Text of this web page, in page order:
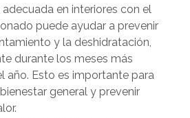
en interiores con el
puede ayudar a prevenir
y la deshidratación,
durante los meses más
año. Esto es importante para
general y prevenir